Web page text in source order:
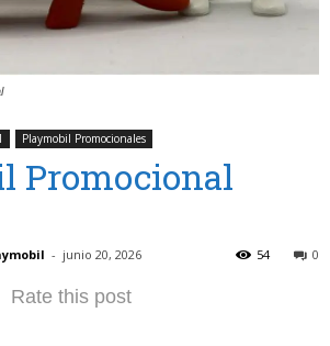
Playmobil Promocionales
Promocional
- junio 20, 2026 0
54
Rate this post